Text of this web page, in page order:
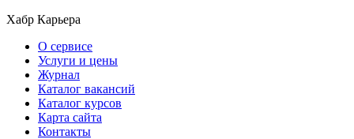
Хабр Карьера
О сервисе
Услуги и цены
Журнал
Каталог вакансий
Каталог курсов
Карта сайта
Контакты